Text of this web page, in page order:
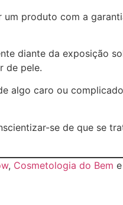
produto com a
diante da exposição
de pele.
algo caro ou
se de que se
, Cosmetologia do Bem